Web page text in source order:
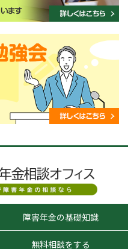
障害年金の基礎知識
無料相談をする